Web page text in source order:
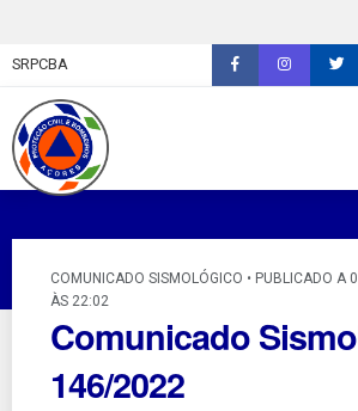
SRPCBA
COMUNICADO SISMOLÓGICO • PUBLICADO A
ÀS 22:02
Comunicado
146/2022